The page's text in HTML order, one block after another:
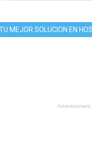
MEJOR SOLUCION EN
- Advertisement